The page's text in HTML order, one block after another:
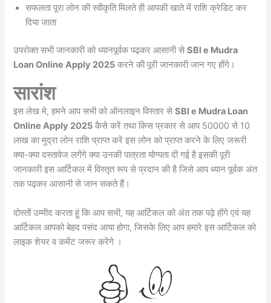
सफलता पूरा लोन की स्वीकृति मिलते ही आपकी खाते में राशि क्रेडिट कर
दिया जाता
उपरोक्त सभी जानकारी को ध्यानपूर्वक पढ़कर आसानी सेSBI e Mudra
Loan Online Apply 2025 करने की पूरी जानकारी जान गए होंगे।
सारांश
इस लेख मे, हमने आप सभी को ऑनलाइन विस्तार सेSBI e Mudra Loan
Online Apply 2025 कैसे करें तथा किस प्रकार से आप 50000 से 10
लाख का मुद्रा लोन राशि प्राप्त करें इस लोन को प्राप्त करने के लिए जरूरी
क्या-क्या दस्तावेज लगेंगे क्या उनकी पात्रता योग्यता दी गई है इसकी पूरी
जानकारी इस आर्टिकल में विस्तृत रूप से प्रदान की है जिसे आप ध्यान पूर्वक अंत
तक पढ़कर आसानी से जान सकते हैं।
दोस्तों उम्मीद करता हूं कि आप सभी, यह आर्टिकल को अंत तक पढ़े होंगे एवं यह
आर्टिकल आपको बेहद पसंद आया होगा, जिसके लिए आप हमारे इस आर्टिकल को
लाइक शेयर व कमेंट जरूर करेंगे ।